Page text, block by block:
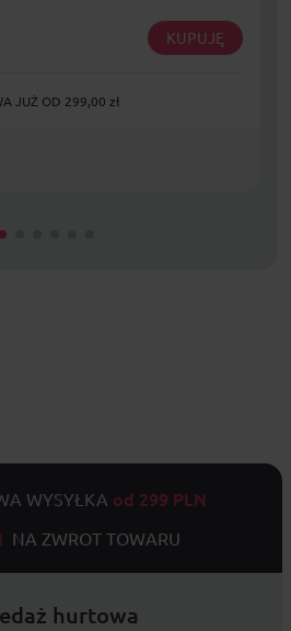
KUPUJĘ
JUŻ OD 299,00 zł
WYSYŁKA od 299 PLN
NA ZWROT TOWARU
hurtowa